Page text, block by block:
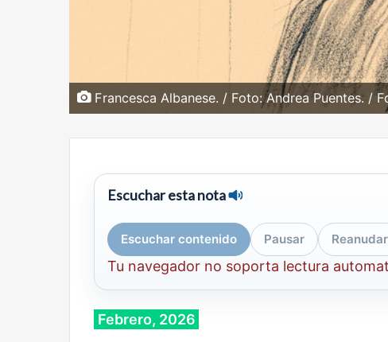
Francesca Albanese. / Foto: Andrea Puentes. /
Escuchar esta nota
Escuchar contenido Pausar Reanudar
Tu navegador no soporta lectura
Febrero, 2026